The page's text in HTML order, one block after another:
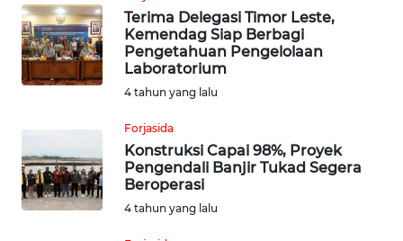
Terima Delegasi Timor Leste,
Kemendag Siap Berbagi
Pengetahuan Pengelolaan
Laboratorium
4 tahun yang lalu
Forjasida
Konstruksi Capai 98%, Proyek
Pengendali Banjir Tukad Segera
Beroperasi
4 tahun yang lalu
MAWAKA
MARTABAT
FORJASIDA
TAMBANG